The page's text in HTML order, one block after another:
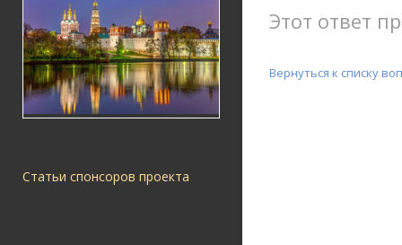
Статьи спонсоров проекта
Этот ответ
Вернуться к списку